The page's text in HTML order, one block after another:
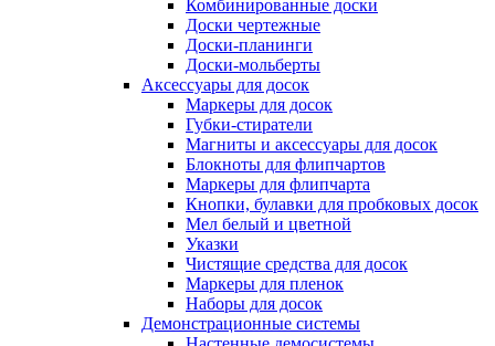
Комбинированные доски
Доски чертежные
Доски-планинги
Доски-мольберты
Аксессуары для досок
Маркеры для досок
Губки-стиратели
Магниты и аксессуары для досок
Блокноты для флипчартов
Маркеры для флипчарта
Кнопки, булавки для пробковых досок
Мел белый и цветной
Указки
Чистящие средства для досок
Маркеры для пленок
Наборы для досок
Демонстрационные системы